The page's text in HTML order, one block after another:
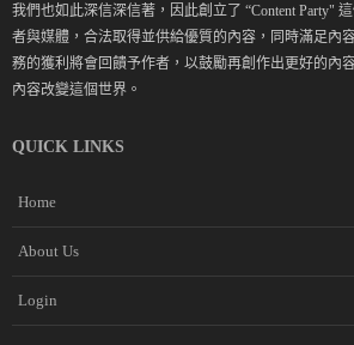
我們也如此深信深信著，因此創立了 “Content Party"
者與媒體，合法取得並供給優質的內容，同時滿足內
務的獲利將會回饋予作者，以鼓勵再創作出更好的內
內容改變這個世界。
QUICK LINKS
Home
About Us
Login